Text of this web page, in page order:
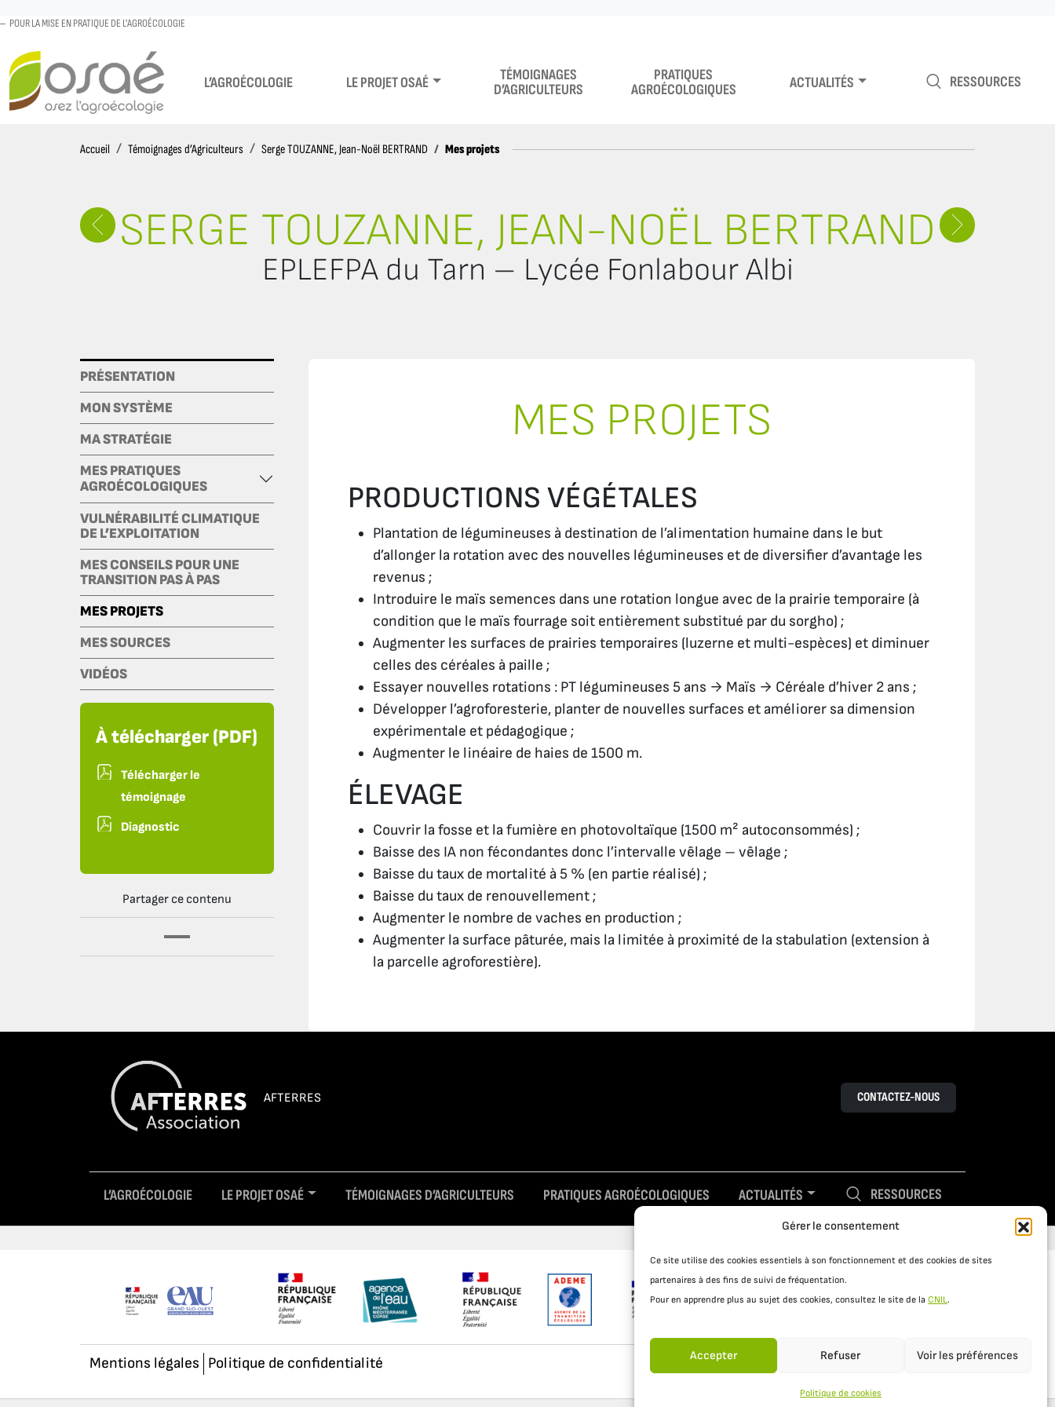
Gérer le consentement
Ce site utilise des cookies essentiels à son fonctionnement et des cookies de sites
partenaires à des fins de suivi de fréquentation.
Pour en apprendre plus au sujet des cookies, consultez le site de la CNIL.
Accepter Refuser Voir les préférences
Politique de cookies
POUR LA MISE EN PRATIQUE DE L'AGROÉCOLOGIE
L’AGROÉCOLOGIE LE PROJET OSAÉ
TÉMOIGNAGES
D’AGRICULTEURS
PRATIQUES
AGROÉCOLOGIQUES
ACTUALITÉS RESSOURCES
Accueil AccueilTémoignages d’Agriculteurs Serge TOUZANNE, Jean-Noël BERTRAND Mes projets
SERGE TOUZANNE, JEAN-NOËL BERTRAND
EPLEFPA du Tarn – Lycée Fonlabour Albi
PRÉSENTATION
MON SYSTÈME
MA STRATÉGIE
MES PRATIQUES
AGROÉCOLOGIQUES
VULNÉRABILITÉ CLIMATIQUE
DE L’EXPLOITATION
MES CONSEILS POUR UNE
TRANSITION PAS À PAS
MES PROJETS
MES SOURCES
VIDÉOS
À télécharger (PDF)
Télécharger le
témoignage
Diagnostic
Partager ce contenu
MES PROJETS
PRODUCTIONS VÉGÉTALES
Plantation de légumineuses à destination de l’alimentation humaine dans le but
d’allonger la rotation avec des nouvelles légumineuses et de diversifier d’avantage les
revenus ;
Introduire le maïs semences dans une rotation longue avec de la prairie temporaire (à
condition que le maïs fourrage soit entièrement substitué par du sorgho) ;
Augmenter les surfaces de prairies temporaires (luzerne et multi-espèces) et diminuer
celles des céréales à paille ;
Essayer nouvelles rotations : PT légumineuses 5 ans → Maïs → Céréale d’hiver 2 ans ;
Développer l’agroforesterie, planter de nouvelles surfaces et améliorer sa dimension
expérimentale et pédagogique ;
Augmenter le linéaire de haies de 1500 m.
ÉLEVAGE
Couvrir la fosse et la fumière en photovoltaïque (1500 m² autoconsommés) ;
Baisse des IA non fécondantes donc l’intervalle vêlage – vêlage ;
Baisse du taux de mortalité à 5 % (en partie réalisé) ;
Baisse du taux de renouvellement ;
Augmenter le nombre de vaches en production ;
Augmenter la surface pâturée, mais la limitée à proximité de la stabulation (extension à
la parcelle agroforestière).
AFTERRES CONTACTEZ-NOUS
L’AGROÉCOLOGIE LE PROJET OSAÉ TÉMOIGNAGES D’AGRICULTEURS PRATIQUES AGROÉCOLOGIQUES ACTUALITÉS RESSOURCES
Mentions légales Politique de confidentialité